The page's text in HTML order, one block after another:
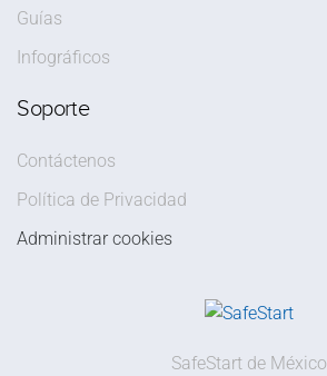
Guías
Infográficos
Soporte
Contáctenos
Política de Privacidad
Administrar cookies
SafeStart de México